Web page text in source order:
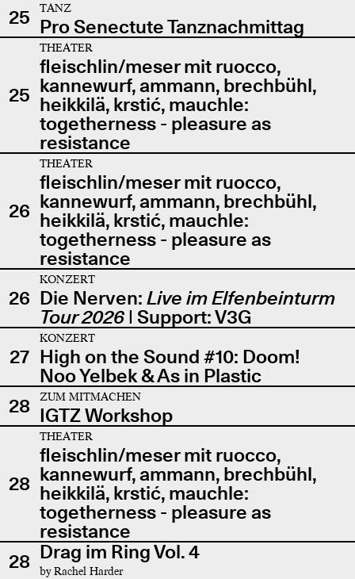
25
TANZ
Pro Senectute Tanznachmittag
25
THEATER
fleischlin/meser mit ruocco,
kannewurf, ammann, brechbühl,
heikkilä, krstić, mauchle:
togetherness - pleasure as
resistance
26
THEATER
fleischlin/meser mit ruocco,
kannewurf, ammann, brechbühl,
heikkilä, krstić, mauchle:
togetherness - pleasure as
resistance
26
KONZERT
Die Nerven: Live im Elfenbeinturm
Tour 2026| Support: V3G
27
KONZERT
High on the Sound #10: Doom!
Noo Yelbek & As in Plastic
28
ZUM MITMACHEN
IGTZ Workshop
28
THEATER
fleischlin/meser mit ruocco,
kannewurf, ammann, brechbühl,
heikkilä, krstić, mauchle:
togetherness - pleasure as
resistance
28 Drag im Ring Vol. 4
by Rachel Harder